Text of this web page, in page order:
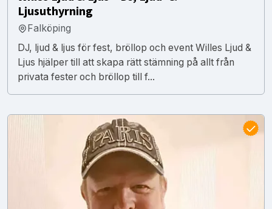
Ljusuthyrning
Falköping
DJ, ljud & ljus för fest, bröllop och event Willes Ljud &
Ljus hjälper till att skapa rätt stämning på allt från
privata fester och bröllop till f...